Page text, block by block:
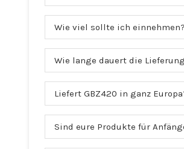
Wie viel sollte ich einnehmen?
Wie lange dauert die
Liefert GBZ420 in ganz
Sind eure Produkte für